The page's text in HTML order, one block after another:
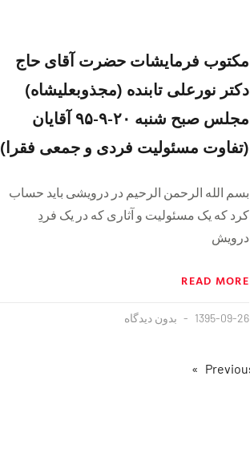
مکتوب فرمایشات حضرت آقای حاج
دکتر نورعلی تابنده (مجذوبعلیشاه)
مجلس صبح شنبه ٢٠-٩-٩۵ آقایان
(تفاوت مسئولیت فردی و جمعی فقرا)
بسم الله الرحمن الرحیم در درویشی باید حساب
کرد که یک مسئولیت و آثاری که در یک فردِ
درویش
READ MORE
1395-09-26 بدون دیدگاه